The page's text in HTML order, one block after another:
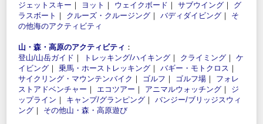
ジェットスキー ｜ ヨット ｜ ウェイクボード ｜ サブウイング ｜ グ
ラスボート ｜ クルーズ・クルージング ｜ バディダイビング ｜ そ
の他海のアクティビティ
山・森・高原のアクティビティ ：
登山/山岳ガイド ｜ トレッキング/ハイキング ｜ クライミング ｜ ケ
イビング ｜ 乗馬・ホーストレッキング ｜ バギー・モトクロス ｜
サイクリング・マウンテンバイク ｜ ゴルフ ｜ ゴルフ場 ｜ フォレ
ストアドベンチャー ｜ エコツアー ｜ アニマルウォッチング ｜ ジ
ップライン ｜ キャンプ/グランピング ｜ バンジー/ブリッジスウィ
ング ｜ その他山・森・高原遊び